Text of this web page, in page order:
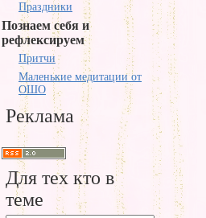
Праздники
Познаем себя и
рефлексируем
Притчи
Маленькие медитации от
ОШО
Реклама
Для тех кто в
теме